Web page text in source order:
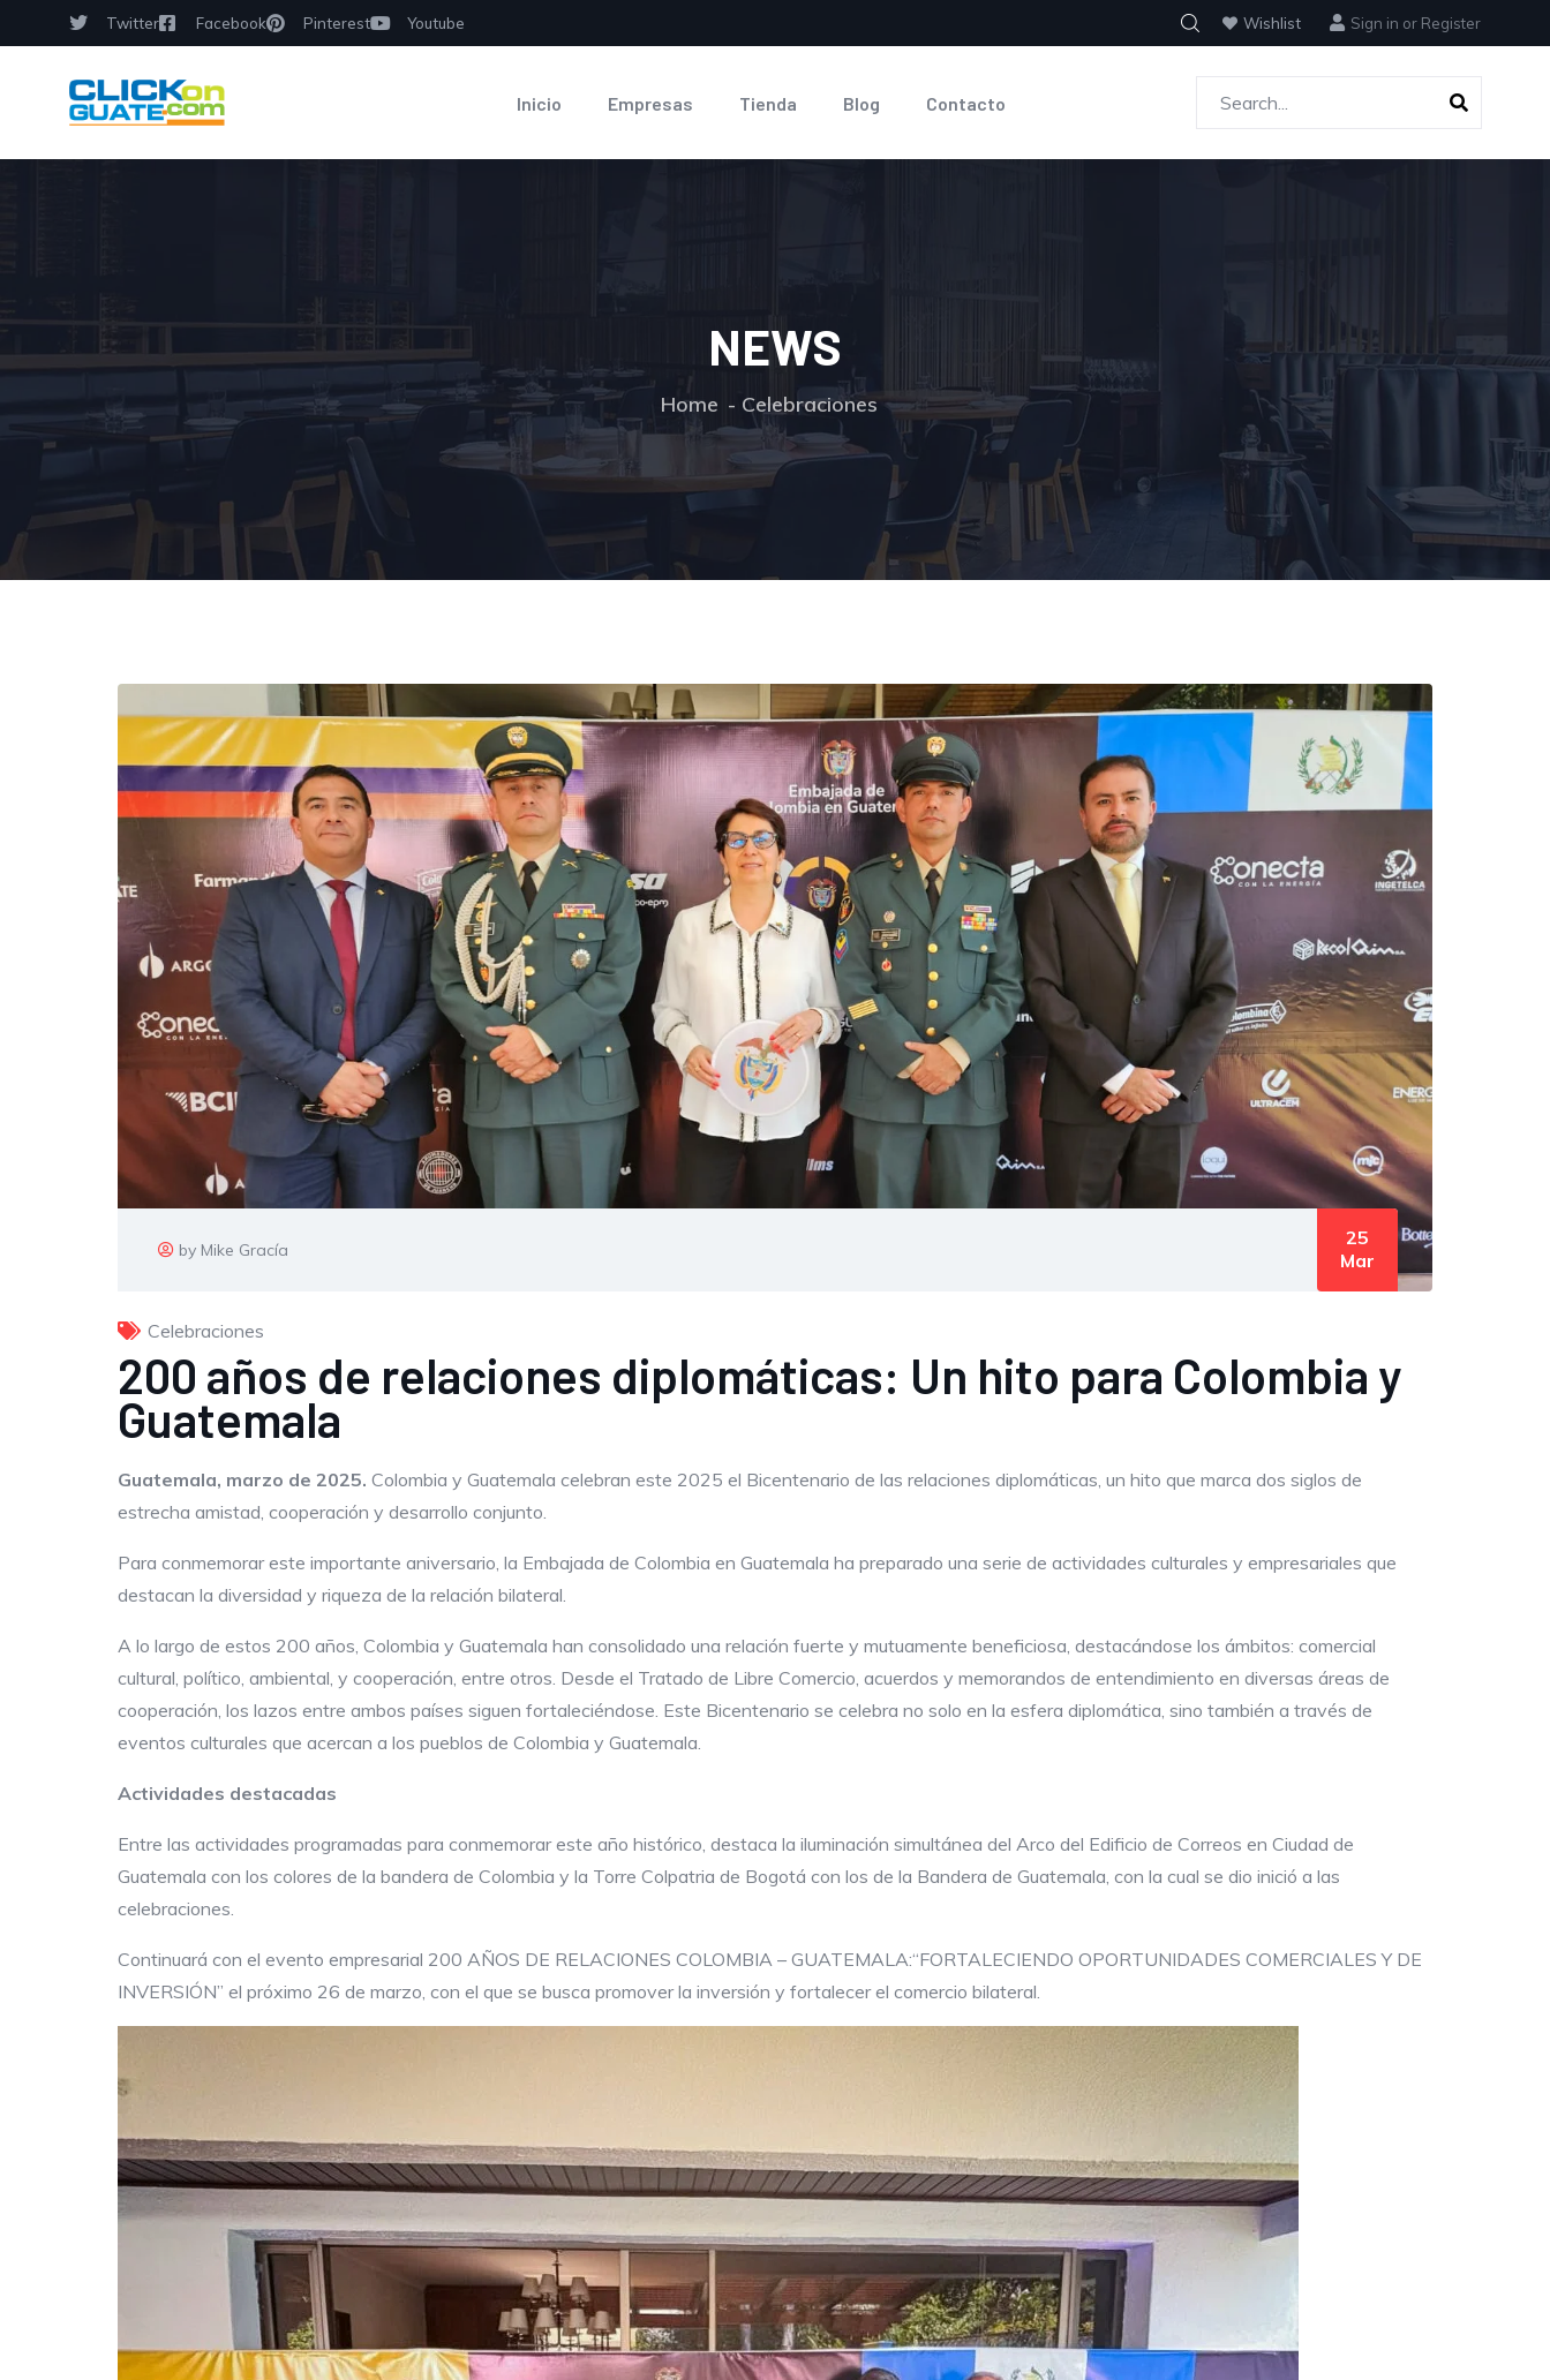
Twitter Facebook Pinterest Youtube Wishlist Sign in or Register
Inicio Empresas Tienda Blog Contacto
NEWS
Home Celebraciones
by Mike Gracía
25
Mar
Celebraciones
200 años de relaciones diplomáticas: Un hito para Colombia y
Guatemala
Guatemala, marzo de 2025. Colombia y Guatemala celebran este 2025 el Bicentenario de las relaciones diplomáticas, un hito que marca dos siglos de
estrecha amistad, cooperación y desarrollo conjunto.
Para conmemorar este importante aniversario, la Embajada de Colombia en Guatemala ha preparado una serie de actividades culturales y empresariales que
destacan la diversidad y riqueza de la relación bilateral.
A lo largo de estos 200 años, Colombia y Guatemala han consolidado una relación fuerte y mutuamente beneficiosa, destacándose los ámbitos: comercial
cultural, político, ambiental, y cooperación, entre otros. Desde el Tratado de Libre Comercio, acuerdos y memorandos de entendimiento en diversas áreas de
cooperación, los lazos entre ambos países siguen fortaleciéndose. Este Bicentenario se celebra no solo en la esfera diplomática, sino también a través de
eventos culturales que acercan a los pueblos de Colombia y Guatemala.
Actividades destacadas
Entre las actividades programadas para conmemorar este año histórico, destaca la iluminación simultánea del Arco del Edificio de Correos en Ciudad de
Guatemala con los colores de la bandera de Colombia y la Torre Colpatria de Bogotá con los de la Bandera de Guatemala, con la cual se dio inició a las
celebraciones.
Continuará con el evento empresarial 200 AÑOS DE RELACIONES COLOMBIA – GUATEMALA:“FORTALECIENDO OPORTUNIDADES COMERCIALES Y DE
INVERSIÓN” el próximo 26 de marzo, con el que se busca promover la inversión y fortalecer el comercio bilateral.